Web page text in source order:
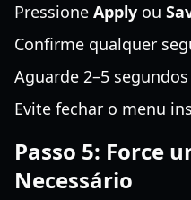
Pressione Apply ou
Confirme qualquer
Aguarde 2–5
Evite fechar o menu
Passo 5: Force
Necessário